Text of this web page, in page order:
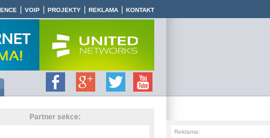
VOIP PROJEKTY REKLAMA KONTAKT
Partner sekce:
Reklama: